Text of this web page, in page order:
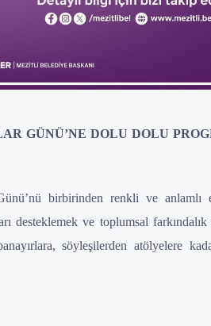
GÜNÜ’NE DOLU DOLU
birbirinden renkli ve anlamlı
desteklemek ve toplumsal
söyleşilerden atölyelere